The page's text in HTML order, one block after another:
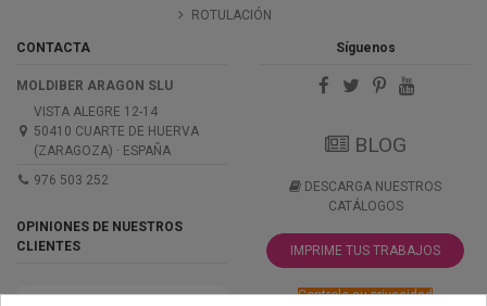
ROTULACIÓN
CONTACTA
MOLDIBER ARAGON SLU
VISTA ALEGRE 12-14
50410 CUARTE DE HUERVA
(ZARAGOZA) · ESPAÑA
976 503 252
OPINIONES DE NUESTROS
CLIENTES
Síguenos
BLOG
DESCARGA NUESTROS
CATÁLOGOS
IMPRIME TUS TRABAJOS
Controle su privacidad